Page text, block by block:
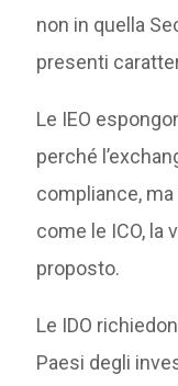
non in quella
presenti
Le IEO
perché
compliance,
come le ICO, la
proposto.
Le IDO
Paesi degli